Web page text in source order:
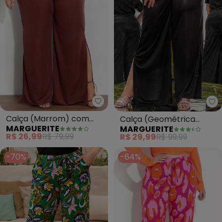
Marguerite - Calça (Marrom)
Calça (Marrom) com
Fendas Laterais Plus Size
MARGUERITE
R$ 26,99R$ 79,99
Calça (Geométrica
Preta) em Malha
Resinada
MARGUERITE
R$ 29,99R$ 99,99
-70%
-64%